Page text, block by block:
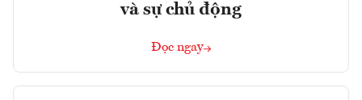
và sự chủ động
Đọc ngay